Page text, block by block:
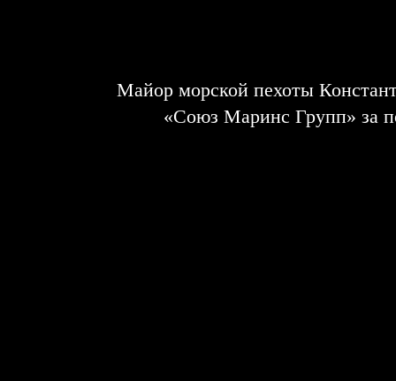
Майор морской пехоты
«Союз Маринс Групп» за